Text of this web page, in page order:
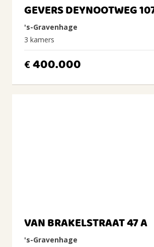
GEVERS DEYNOOTWEG
's-Gravenhage
3 kamers
€400.000
VAN BRAKELSTRAAT 47 A
's-Gravenhage